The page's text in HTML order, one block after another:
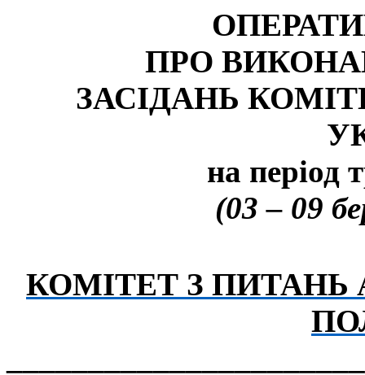
ПРО
ЗАСІДАНЬ
на період
(03 – 09
КОМІТЕТ З ПИТАНЬ